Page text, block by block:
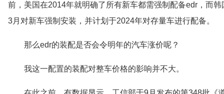
前，美国在2014年就明确了所有新车都需强制配备edr，而
3月对新车强制安装，并计划于2024年对存量车进行配备。
那么edr的装配是否会令明年的汽车涨价呢？
我这一配置的装配对整车价格的影响并不大。